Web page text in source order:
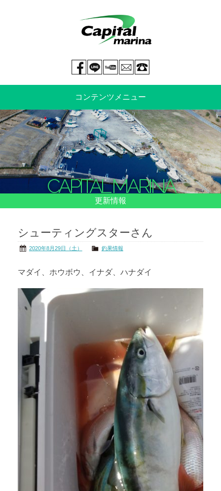
mail
You tube
LINE@
Facebook page
コンテンツメニュー
中古艇情報 新艇情報
船のご売却 整備・特殊艤装
船舶保険 マリーナ情報・料金表
茨城の海 公式ブログ
会社概要 リンク
CAPITAL MARINA
更新情報
シューティングスターさん
2020年8月29日（土） 釣果情報
マダイ、ホウボウ、イナダ、ハナダイ